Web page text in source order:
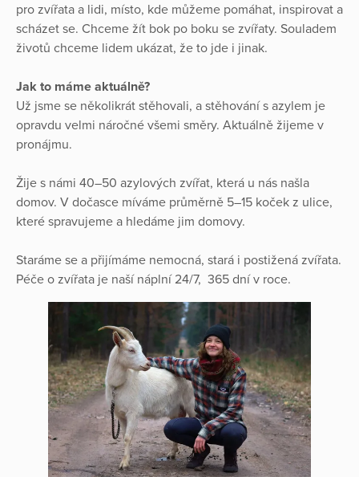
pro zvířata a lidi, místo, kde můžeme pomáhat, inspirovat a
scházet se. Chceme žít bok po boku se zvířaty. Souladem
životů chceme lidem ukázat, že to jde i jinak.
Jak to máme aktuálně?
Už jsme se několikrát stěhovali, a stěhování s azylem je
opravdu velmi náročné všemi směry. Aktuálně žijeme v
pronájmu.
Žije s námi 40–50 azylových zvířat, která u nás našla
domov. V dočasce míváme průměrně 5–15 koček z ulice,
které spravujeme a hledáme jim domovy.
Staráme se a přijímáme nemocná, stará i postižená zvířata.
Péče o zvířata je naší náplní 24/7, 365 dní v roce.